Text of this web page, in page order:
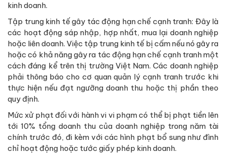
kinh doanh.
Tập trung kinh tế gây tác động hạn chế cạnh tranh: Đây là
các hoạt động sáp nhập, hợp nhất, mua lại doanh nghiệp
hoặc liên doanh. Việc tập trung kinh tế bị cấm nếu nó gây ra
hoặc có khả năng gây ra tác động hạn chế cạnh tranh một
cách đáng kể trên thị trường Việt Nam. Các doanh nghiệp
phải thông báo cho cơ quan quản lý cạnh tranh trước khi
thực hiện nếu đạt ngưỡng doanh thu hoặc thị phần theo
quy định.
Mức xử phạt đối với hành vi vi phạm có thể bị phạt tiền lên
tới 10% tổng doanh thu của doanh nghiệp trong năm tài
chính trước đó, đi kèm với các hình phạt bổ sung như đình
chỉ hoạt động hoặc tước giấy phép kinh doanh.